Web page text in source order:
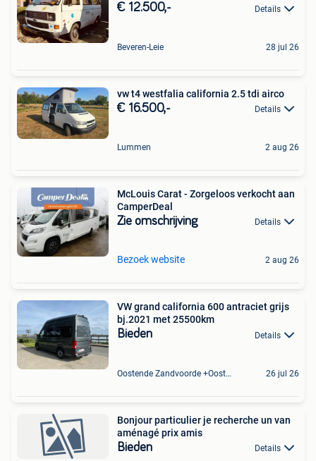
€ 12.500,- Details
Beveren-Leie 28 jul 26
vw t4 westfalia california 2.5 tdi airco
€ 16.500,- Details
Lummen 2 aug 26
McLouis Carat - Zorgeloos verkocht aan
CamperDeal
Zie omschrijving Details
Bezoek website 2 aug 26
VW grand california 600 antraciet grijs
bj.2021 met 25500km
Bieden Details
Oostende Zandvoorde +Oostende 26 jul 26
Bonjour particulier je recherche un van
aménagé prix amis
Bieden Details